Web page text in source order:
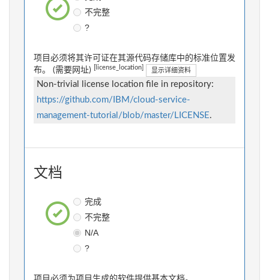
不完整
?
项目必须将其许可证在其源代码存储库中的标准位置发
布。 (需要网址)
[license_location] 显示详细资料
Non-trivial license location file in repository:
https://github.com/IBM/cloud-service-
management-tutorial/blob/master/LICENSE.
文档
完成
不完整
N/A
?